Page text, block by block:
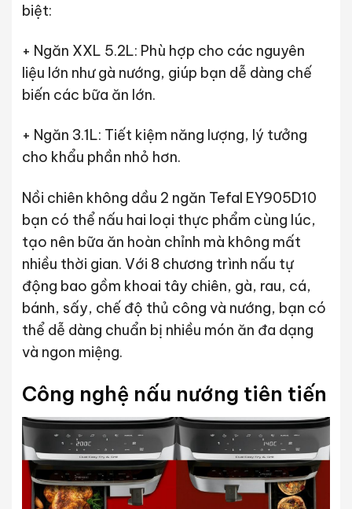
biệt:
+ Ngăn XXL 5.2L: Phù hợp cho các nguyên
liệu lớn như gà nướng, giúp bạn dễ dàng chế
biến các bữa ăn lớn.
+ Ngăn 3.1L: Tiết kiệm năng lượng, lý tưởng
cho khẩu phần nhỏ hơn.
Nồi chiên không dầu 2 ngăn Tefal EY905D10
bạn có thể nấu hai loại thực phẩm cùng lúc,
tạo nên bữa ăn hoàn chỉnh mà không mất
nhiều thời gian. Với 8 chương trình nấu tự
động bao gồm khoai tây chiên, gà, rau, cá,
bánh, sấy, chế độ thủ công và nướng, bạn có
thể dễ dàng chuẩn bị nhiều món ăn đa dạng
và ngon miệng.
Công nghệ nấu nướng tiên tiến